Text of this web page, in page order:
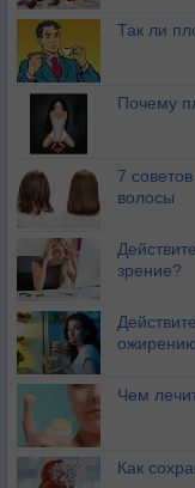
Так ли
Почему
7
волосы
зрение?
Чем
Как